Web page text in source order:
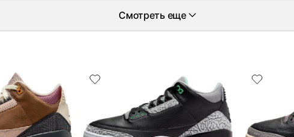
Смотреть еще